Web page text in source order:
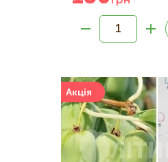
Акція